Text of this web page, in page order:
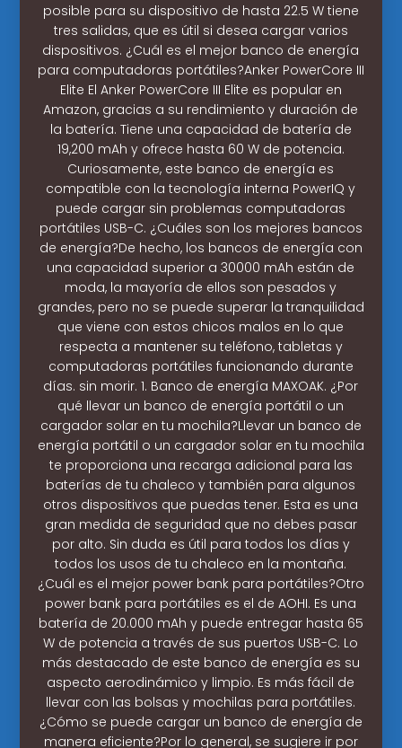
posible para su dispositivo de hasta 22.5 W tiene
tres salidas, que es útil si desea cargar varios
dispositivos. ¿Cuál es el mejor banco de energía
para computadoras portátiles?Anker PowerCore III
Elite El Anker PowerCore III Elite es popular en
Amazon, gracias a su rendimiento y duración de
la batería. Tiene una capacidad de batería de
19,200 mAh y ofrece hasta 60 W de potencia.
Curiosamente, este banco de energía es
compatible con la tecnología interna PowerIQ y
puede cargar sin problemas computadoras
portátiles USB-C. ¿Cuáles son los mejores bancos
de energía?De hecho, los bancos de energía con
una capacidad superior a 30000 mAh están de
moda, la mayoría de ellos son pesados y
grandes, pero no se puede superar la tranquilidad
que viene con estos chicos malos en lo que
respecta a mantener su teléfono, tabletas y
computadoras portátiles funcionando durante
días. sin morir. 1. Banco de energía MAXOAK. ¿Por
qué llevar un banco de energía portátil o un
cargador solar en tu mochila?Llevar un banco de
energía portátil o un cargador solar en tu mochila
te proporciona una recarga adicional para las
baterías de tu chaleco y también para algunos
otros dispositivos que puedas tener. Esta es una
gran medida de seguridad que no debes pasar
por alto. Sin duda es útil para todos los días y
todos los usos de tu chaleco en la montaña.
¿Cuál es el mejor power bank para portátiles?Otro
power bank para portátiles es el de AOHI. Es una
batería de 20.000 mAh y puede entregar hasta 65
W de potencia a través de sus puertos USB-C. Lo
más destacado de este banco de energía es su
aspecto aerodinámico y limpio. Es más fácil de
llevar con las bolsas y mochilas para portátiles.
¿Cómo se puede cargar un banco de energía de
manera eficiente?Por lo general, se sugiere ir por